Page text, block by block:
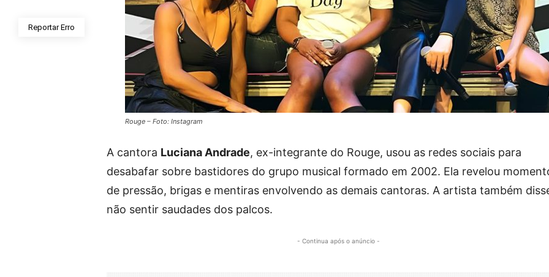
Reportar Erro
Rouge – Foto: Instagram
A cantora Luciana Andrade, ex-integrante do Rouge, usou as redes sociais para
desabafar sobre bastidores do grupo musical formado em 2002. Ela revelou
de pressão, brigas e mentiras envolvendo as demais cantoras. A artista também
não sentir saudades dos palcos.
- Continua após o anúncio -